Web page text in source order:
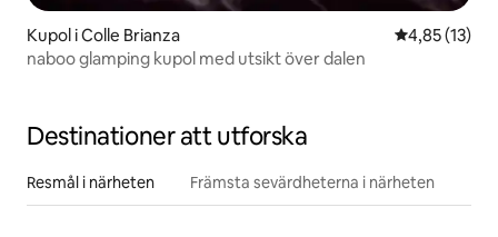
Kupol i Colle Brianza 4,85 av 5 i
4,85 (13)
naboo glamping kupol med utsikt över dalen
Destinationer att utforska
Resmål i närheten Främsta sevärdheterna i närheten